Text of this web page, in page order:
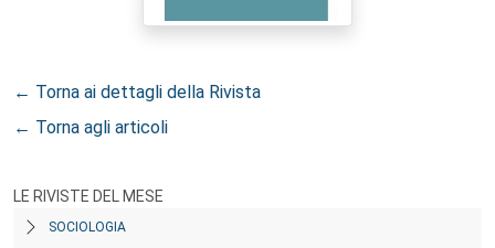
← Torna ai dettagli della Rivista
← Torna agli articoli
LE RIVISTE DEL MESE
SOCIOLOGIA